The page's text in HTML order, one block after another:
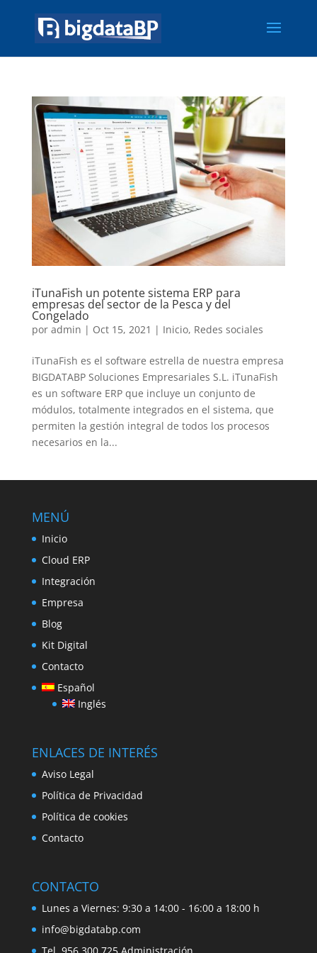
iTunaFish un potente sistema ERP para
empresas del sector de la Pesca y del
Congelado
por admin | Oct 15, 2021 | Inicio, Redes sociales
iTunaFish es el software estrella de nuestra empresa
BIGDATABP Soluciones Empresariales S.L. iTunaFish
es un software ERP que incluye un conjunto de
módulos, totalmente integrados en el sistema, que
permiten la gestión integral de todos los procesos
necesarios en la...
MENÚ
Inicio
Cloud ERP
Integración
Empresa
Blog
Kit Digital
Contacto
Español
Inglés
ENLACES DE INTERÉS
Aviso Legal
Política de Privacidad
Política de cookies
Contacto
CONTACTO
Lunes a Viernes: 9:30 a 14:00 - 16:00 a 18:00 h
info@bigdatabp.com